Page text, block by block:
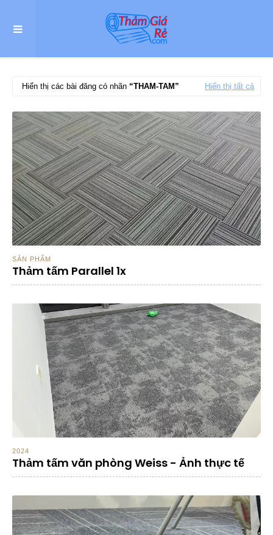
Hiển thị các bài đăng có nhãn THAM-TAM Hiển thị tất cả
SẢN PHẨM
Thảm tấm Parallel 1x
2024
Thảm tấm văn phòng Weiss - Ảnh thực tế